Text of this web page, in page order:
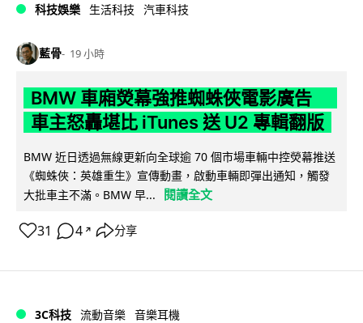
科技娛樂 生活科技 汽車科技
藍骨 19 小時
BMW 車廂熒幕強推蜘蛛俠電影廣告
車主怒轟堪比 iTunes 送 U2 專輯翻版
BMW 近日透過無線更新向全球逾 70 個市場車輛中控熒幕推送
《蜘蛛俠：英雄重生》宣傳動畫，啟動車輛即彈出通知，觸發
大批車主不滿。BMW 早...
閱讀全文
31 4 ↗ 分享
3C科技 流動音樂 音樂耳機